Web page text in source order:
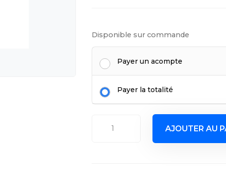
Disponible sur commande
Payer un acompte
Payer la totalité
AJOUTER AU